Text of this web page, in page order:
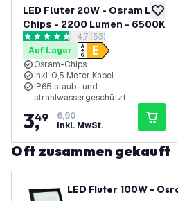
zur
LED Fluter 20W - Osram LED
Chips - 2200 Lumen - 6500K
Bewertungsbereich
4.7 Bewertungssterne
4.7 (53)
Auf Lager
Osram-Chips
Inkl. 0,5 Meter Kabel
IP65 staub- und
strahlwassergeschützt
3,
49
6,90
inkl. MwSt.
Oft zusammen gekauft
LED Fluter 100W -